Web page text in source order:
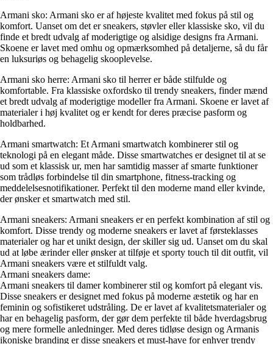
Armani sko: Armani sko er af højeste kvalitet med fokus på stil og
komfort. Uanset om det er sneakers, støvler eller klassiske sko, vil du
finde et bredt udvalg af moderigtige og alsidige designs fra Armani.
Skoene er lavet med omhu og opmærksomhed på detaljerne, så du får
en luksuriøs og behagelig skooplevelse.
Armani sko herre: Armani sko til herrer er både stilfulde og
komfortable. Fra klassiske oxfordsko til trendy sneakers, finder mænd
et bredt udvalg af moderigtige modeller fra Armani. Skoene er lavet af
materialer i høj kvalitet og er kendt for deres præcise pasform og
holdbarhed.
Armani smartwatch: Et Armani smartwatch kombinerer stil og
teknologi på en elegant måde. Disse smartwatches er designet til at se
ud som et klassisk ur, men har samtidig masser af smarte funktioner
som trådløs forbindelse til din smartphone, fitness-tracking og
meddelelsesnotifikationer. Perfekt til den moderne mand eller kvinde,
der ønsker et smartwatch med stil.
Armani sneakers: Armani sneakers er en perfekt kombination af stil og
komfort. Disse trendy og moderne sneakers er lavet af førsteklasses
materialer og har et unikt design, der skiller sig ud. Uanset om du skal
ud at løbe ærinder eller ønsker at tilføje et sporty touch til dit outfit, vil
Armani sneakers være et stilfuldt valg.
Armani sneakers dame:
Armani sneakers til damer kombinerer stil og komfort på elegant vis.
Disse sneakers er designet med fokus på moderne æstetik og har en
feminin og sofistikeret udstråling. De er lavet af kvalitetsmaterialer og
har en behagelig pasform, der gør dem perfekte til både hverdagsbrug
og mere formelle anledninger. Med deres tidløse design og Armanis
ikoniske branding er disse sneakers et must-have for enhver trendy